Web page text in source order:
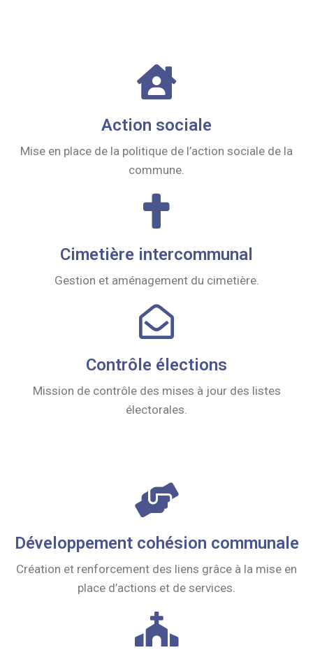
Action sociale
Mise en place de la politique de l’action sociale de la
commune.
Cimetière intercommunal
Gestion et aménagement du cimetière.
Contrôle élections
Mission de contrôle des mises à jour des listes
électorales.
Développement cohésion communale
Création et renforcement des liens grâce à la mise en
place d’actions et de services.